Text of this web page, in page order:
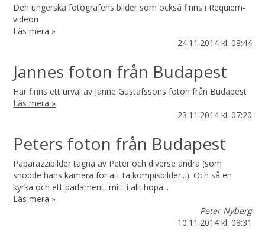
Den ungerska fotografens bilder som också finns i Requiem-
videon
Läs mera »
24.11.2014 kl. 08:44
Jannes foton från Budapest
Här finns ett urval av Janne Gustafssons foton från Budapest
Läs mera »
23.11.2014 kl. 07:20
Peters foton från Budapest
Paparazzibilder tagna av Peter och diverse andra (som
snodde hans kamera för att ta kompisbilder...). Och så en
kyrka och ett parlament, mitt i alltihopa...
Läs mera »
Peter Nyberg
10.11.2014 kl. 08:31